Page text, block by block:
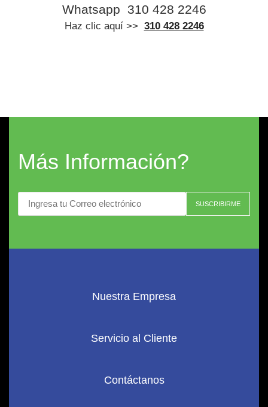
Whatsapp 310 428 2246
Haz clic aquí >> 310 428 2246
Más Información?
Nuestra Empresa
Servicio al Cliente
Contáctanos